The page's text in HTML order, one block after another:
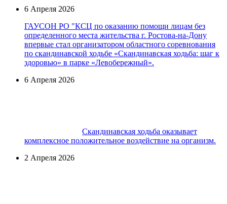
6 Апреля 2026
ГАУСОН РО "КСЦ по оказанию помощи лицам без
определенного места жительства г. Ростова-на-Дону
впервые стал организатором областного соревнования
по скандинавской ходьбе «Скандинавская ходьба: шаг к
здоровью» в парке «Левобережный».
6 Апреля 2026
Скандинавская ходьба оказывает
комплексное положительное воздействие на организм.
2 Апреля 2026